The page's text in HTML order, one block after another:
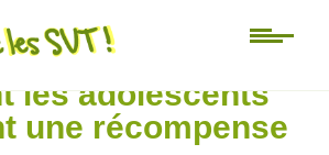
les adolescents
une récompense